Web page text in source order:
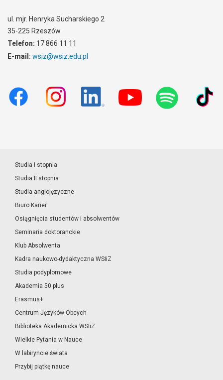
ul. mjr. Henryka Sucharskiego 2
35-225 Rzeszów
Telefon: 17 866 11 11
E-mail: wsiz@wsiz.edu.pl
Studia I stopnia
Studia II stopnia
Studia anglojęzyczne
Biuro Karier
Osiągnięcia studentów i absolwentów
Seminaria doktoranckie
Klub Absolwenta
Kadra naukowo-dydaktyczna WSIiZ
Studia podyplomowe
Akademia 50 plus
Erasmus+
Centrum Języków Obcych
Biblioteka Akademicka WSIiZ
Wielkie Pytania w Nauce
W labiryncie świata
Przybij piątkę nauce